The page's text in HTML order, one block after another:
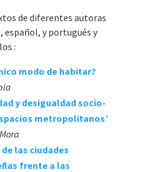
de diferentes autoras
español, y portugués y
:
modo de habitar?
y desigualdad socio-
metropolitanos’
las ciudades
frente a las